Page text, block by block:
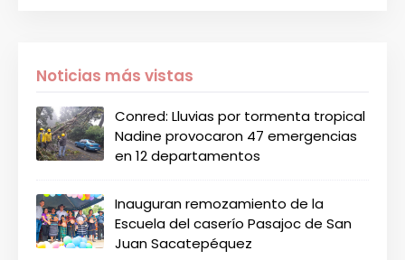
Noticias más vistas
Conred: Lluvias por tormenta tropical
Nadine provocaron 47 emergencias
en 12 departamentos
Inauguran remozamiento de la
Escuela del caserío Pasajoc de San
Juan Sacatepéquez